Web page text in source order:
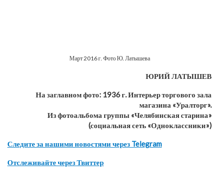
Март 2016 г. Фото Ю. Латышева
ЮРИЙ ЛАТЫШЕВ
На заглавном фото: 1936 г. Интерьер торгового зала
магазина «Уралторг».
Из фотоальбома группы «Челябинская старина»
(социальная сеть «Одноклассники»)
Следите за нашими новостями через Telegram
Отслеживайте через Твиттер